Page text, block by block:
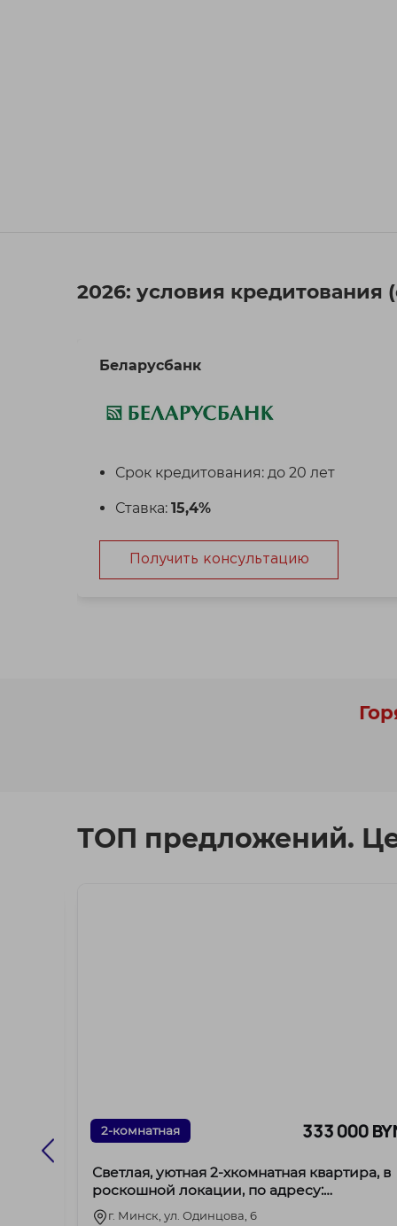
2026: условия кредитования
Беларусбанк
Срок кредитования: до 20 лет
Ставка: 15,4%
Получить консультацию
ТОП предложений.
2-комнатная 333 000
Светлая, уютная 2-хкомнатная квартира, в
роскошной локации, по адресу:
ул.Одинцова,6.
г. Минск, ул. Одинцова, 6